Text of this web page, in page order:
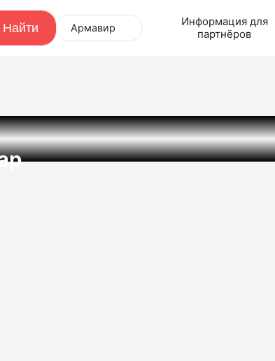
Армавир
Информация для
партнёров